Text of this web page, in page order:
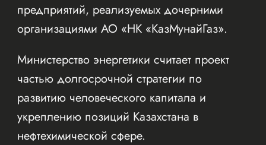
предприятий, реализуемых дочерними
организациями АО «НК «КазМунайГаз».
Министерство энергетики считает проект
частью долгосрочной стратегии по
развитию человеческого капитала и
укреплению позиций Казахстана в
нефтехимической сфере.